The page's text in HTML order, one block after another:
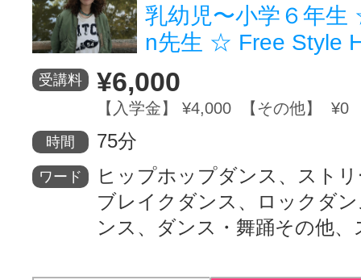
乳幼児〜小学６年
n先生 ☆ Free Style
受講料 ¥6,000
【入学金】 ¥4,000 【その他】 ¥0
時間 75分
ワード
ヒップホップダンス、スト
ブレイクダンス、ロックダ
ンス、ダンス・舞踊その他